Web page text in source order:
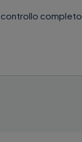
controllo completo